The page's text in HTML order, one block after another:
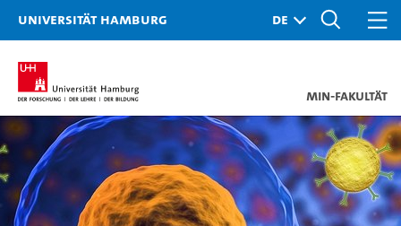
Universität Hamburg
MIN-Fakultät